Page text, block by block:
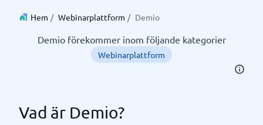
Hem / Webinarplattform / Demio
Demio förekommer inom följande kategorier
Webinarplattform
Vad är Demio?